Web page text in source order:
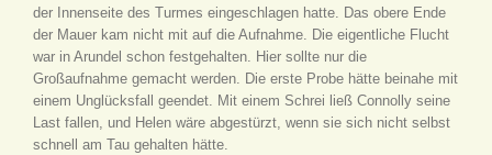
der Innenseite des Turmes eingeschlagen hatte. Das obere Ende
der Mauer kam nicht mit auf die Aufnahme. Die eigentliche Flucht
war in Arundel schon festgehalten. Hier sollte nur die
Großaufnahme gemacht werden. Die erste Probe hätte beinahe mit
einem Unglücksfall geendet. Mit einem Schrei ließ Connolly seine
Last fallen, und Helen wäre abgestürzt, wenn sie sich nicht selbst
schnell am Tau gehalten hätte.